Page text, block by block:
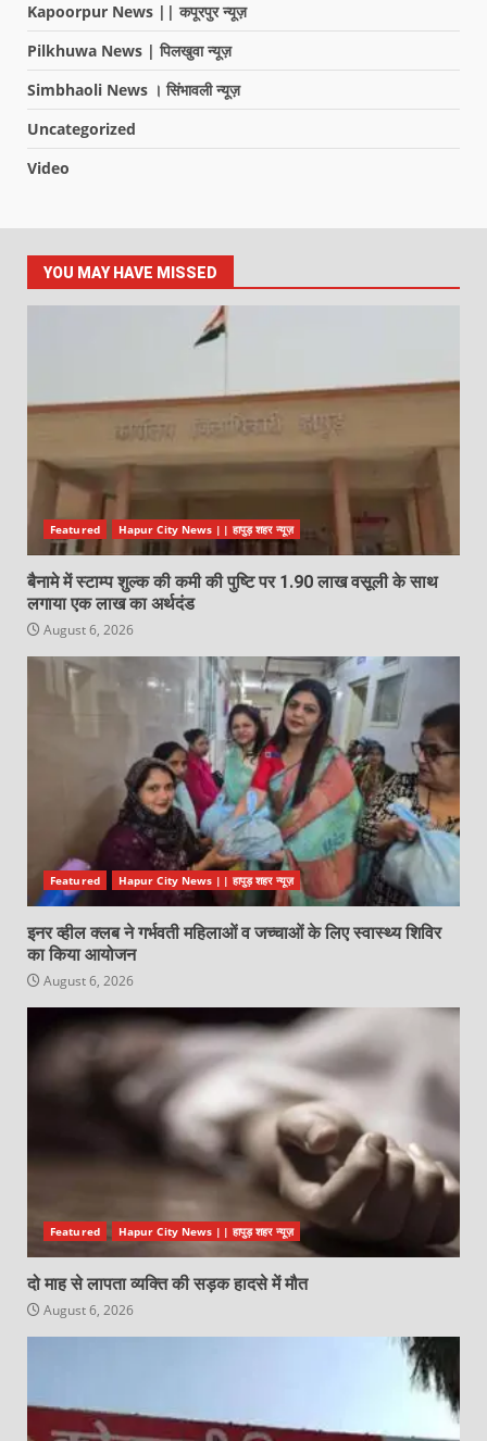
Kapoorpur News || कपूरपुर न्यूज़
Pilkhuwa News | पिलखुवा न्यूज़
Simbhaoli News । सिंभावली न्यूज़
Uncategorized
Video
YOU MAY HAVE MISSED
Featured Hapur City News || हापुड़ शहर न्यूज़
बैनामे में स्टाम्प शुल्क की कमी की पुष्टि पर 1.90 लाख वसूली के साथ
लगाया एक लाख का अर्थदंड
August 6, 2026
Featured Hapur City News || हापुड़ शहर न्यूज़
इनर व्हील क्लब ने गर्भवती महिलाओं व जच्चाओं के लिए स्वास्थ्य शिविर
का किया आयोजन
August 6, 2026
Featured Hapur City News || हापुड़ शहर न्यूज़
दो माह से लापता व्यक्ति की सड़क हादसे में मौत
August 6, 2026